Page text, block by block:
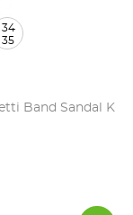
Band Sandal K
34
35